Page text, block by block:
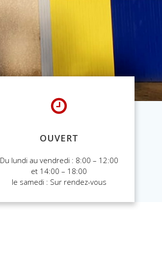
OUVERT
Du lundi au vendredi : 8:00 – 12:00
et 14:00 – 18:00
le samedi : Sur rendez-vous